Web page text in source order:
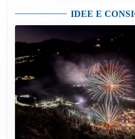
IDEE E